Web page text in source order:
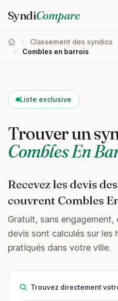
SyndiCompare
Classement des syndics
Combles en barrois
Liste exclusive
Trouver un
Combles En
Recevez les devis
couvrent Combles
Gratuit, sans engagement,
devis sont calculés sur les
pratiqués dans votre ville.
Trouvez directement